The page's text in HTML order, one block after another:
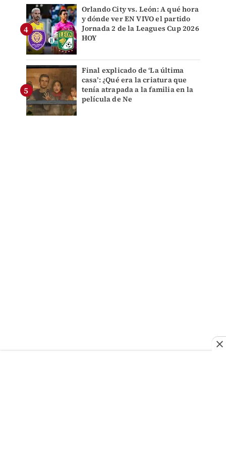
Orlando City vs. León: A qué hora
y dónde ver EN VIVO el partido
Jornada 2 de la Leagues Cup 2026
HOY
Final explicado de ‘La última
casa’: ¿Qué era la criatura que
tenía atrapada a la familia en la
película de Ne